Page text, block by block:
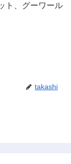
ト、グーワール
takashi